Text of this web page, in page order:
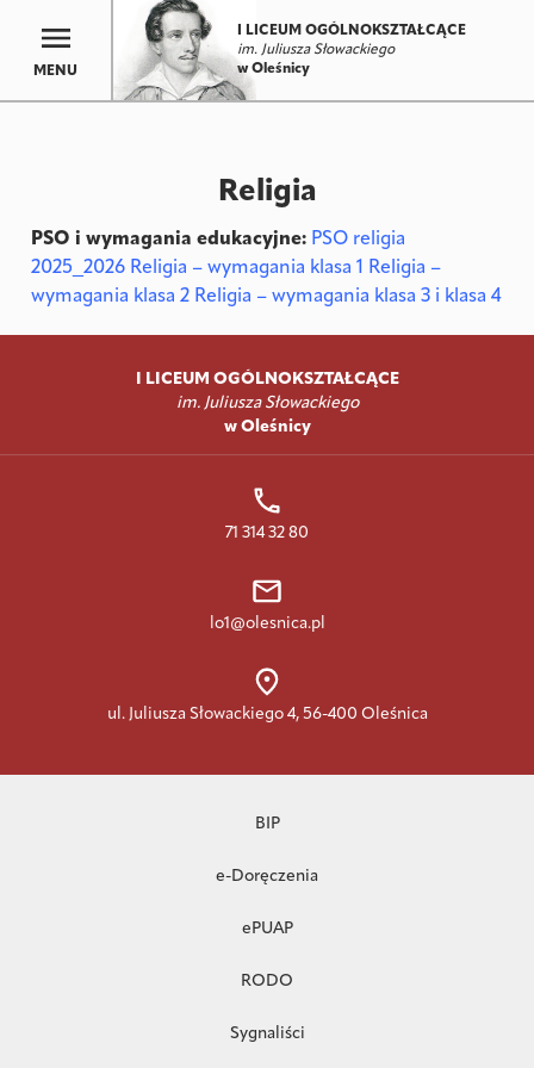
MENU
I LICEUM OGÓLNOKSZTAŁCĄCE
im. Juliusza Słowackiego
w Oleśnicy
Religia
PSO i wymagania edukacyjne: PSO religia
2025_2026 Religia – wymagania klasa 1
Religia –
wymagania klasa 2 Religia – wymagania klasa 3 i klasa 4
I LICEUM OGÓLNOKSZTAŁCĄCE
im. Juliusza Słowackiego
w Oleśnicy
71 314 32 80
lo1@olesnica.pl
ul. Juliusza Słowackiego 4, 56-400 Oleśnica
BIP
e-Doręczenia
ePUAP
RODO
Sygnaliści